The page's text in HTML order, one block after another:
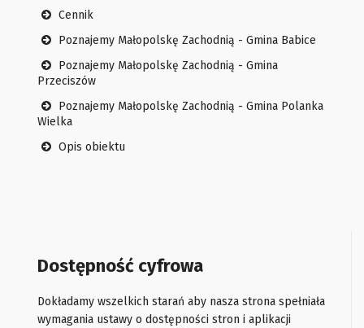
Cennik
Poznajemy Małopolskę Zachodnią - Gmina Babice
Poznajemy Małopolskę Zachodnią - Gmina
Przeciszów
Poznajemy Małopolskę Zachodnią - Gmina Polanka
Wielka
Opis obiektu
Dostępność cyfrowa
Dokładamy wszelkich starań aby nasza strona spełniała
wymagania ustawy o dostępności stron i aplikacji